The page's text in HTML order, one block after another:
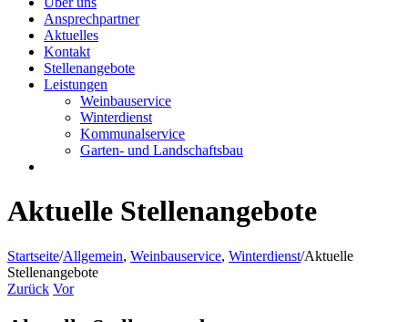
Ansprechpartner
Aktuelles
Kontakt
Stellenangebote
Leistungen
Weinbauservice
Winterdienst
Kommunalservice
Garten- und Landschaftsbau
Aktuelle Stellenangebote
Startseite/Allgemein, Weinbauservice, Winterdienst/Aktuelle
Stellenangebote
Zurück Vor